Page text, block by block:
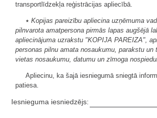
transportlīdzekļa reģistrācijas apliecībā.
Kopijas pareizību apliecina uzņēmuma
pilnvarota amatpersona pirmās lapas augšējā
apliecinājuma uzrakstu "KOPIJA PAREIZA",
personas pilnu amata nosaukumu, parakstu un
vietas nosaukumu, datumu un zīmoga
Apliecinu, ka šajā iesniegumā sniegtā
patiesa.
Iesnieguma iesniedzējs: